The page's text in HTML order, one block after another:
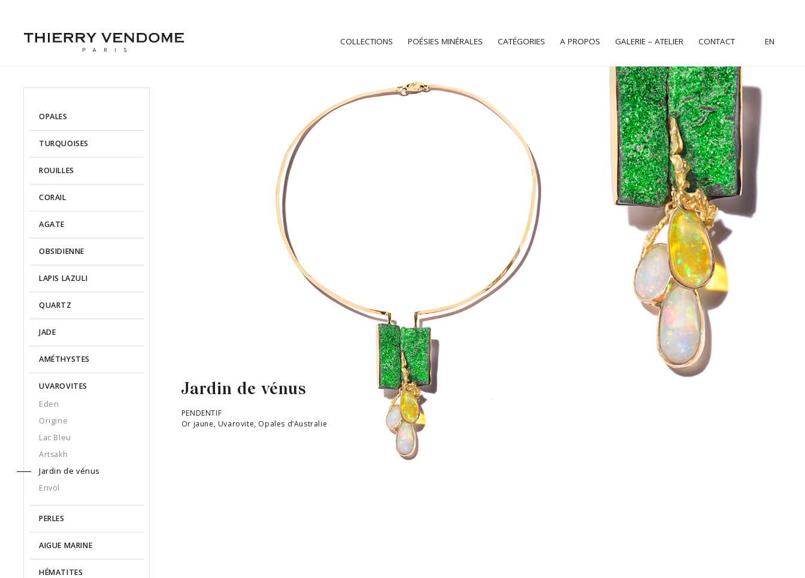
COLLECTIONS POÉSIES MINÉRALES CATÉGORIES A PROPOS GALERIE – ATELIER CONTACT EN
OPALES
TURQUOISES
ROUILLES
CORAIL
AGATE
OBSIDIENNE
LAPIS LAZULI
QUARTZ
JADE
AMÉTHYSTES
UVAROVITES
Eden
Origine
Lac Bleu
Artsakh
Jardin de vénus
Envol
PERLES
AIGUE MARINE
HÉMATITES
Jardin de vénus
PENDENTIF
Or jaune, Uvarovite, Opales d’Australie